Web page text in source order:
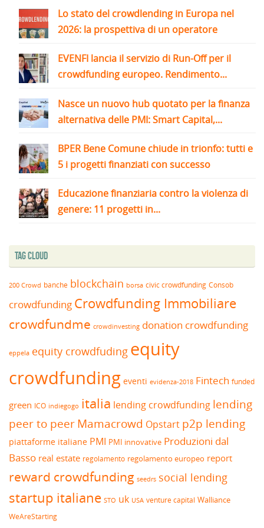
Lo stato del crowdlending in Europa nel
2026: la prospettiva di un operatore
EVENFI lancia il servizio di Run-Off per il
crowdfunding europeo. Rendimento...
Nasce un nuovo hub quotato per la finanza
alternativa delle PMI: Smart Capital,...
BPER Bene Comune chiude in trionfo: tutti e
5 i progetti finanziati con successo
Educazione finanziaria contro la violenza di
genere: 11 progetti in...
Tag Cloud
200 Crowd banche blockchain borsa civic crowdfunding Consob
crowdfunding Crowdfunding Immobiliare
crowdfundme crowdinvesting donation crowdfunding
eppela equity crowdfuding equity
crowdfunding eventi evidenza-2018 Fintech funded
green ICO indiegogo italia lending crowdfunding lending
peer to peerMamacrowd Opstart p2p lending
piattaforme italiane PMI PMI innovative Produzioni dal
Basso real estate regolamento regolamento europeo report
reward crowdfunding seedrs social lending
startup italiane STO uk USA venture capital Walliance
WeAreStarting